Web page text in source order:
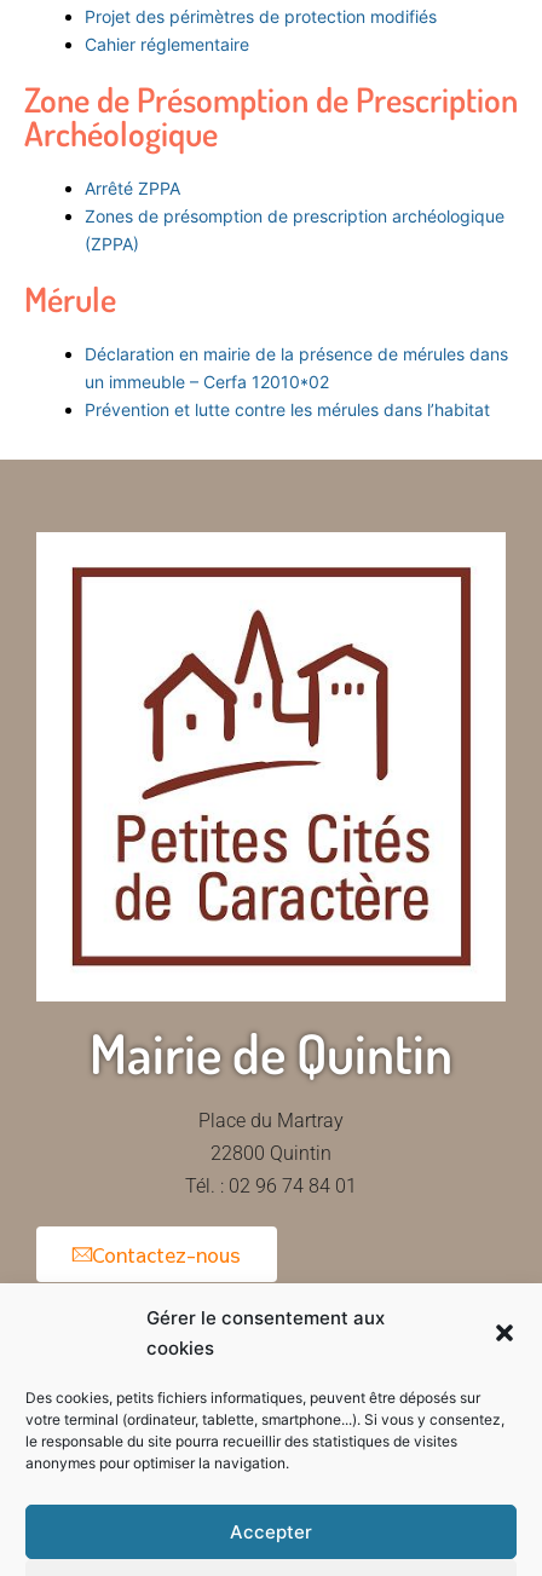
Gérer le consentement aux
cookies
Des cookies, petits fichiers informatiques, peuvent être déposés sur
votre terminal (ordinateur, tablette, smartphone...). Si vous y consentez,
le responsable du site pourra recueillir des statistiques de visites
anonymes pour optimiser la navigation.
Accepter
Projet des périmètres de protection modifiés
Cahier réglementaire
Zone de Présomption de Prescription
Archéologique
Arrêté ZPPA
Zones de présomption de prescription archéologique
(ZPPA)
Mérule
Déclaration en mairie de la présence de mérules dans
un immeuble – Cerfa 12010*02
Prévention et lutte contre les mérules dans l’habitat
Mairie de Quintin
Place du Martray
22800 Quintin
Tél. : 02 96 74 84 01
Contactez-nous
Horaires d'ouverture de la mairie